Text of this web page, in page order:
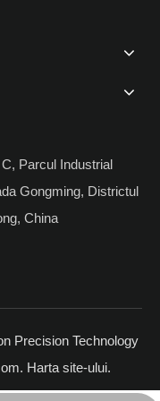
Parcul Industrial
Gongming, Districtul
China
Precision Technology
. Harta site-ului.